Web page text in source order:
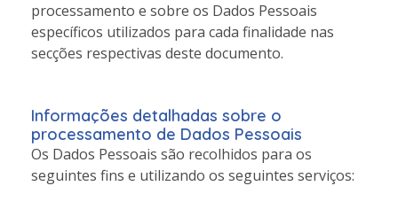
processamento e sobre os Dados Pessoais
específicos utilizados para cada finalidade nas
secções respectivas deste documento.
Informações detalhadas sobre o
processamento de Dados Pessoais
Os Dados Pessoais são recolhidos para os
seguintes fins e utilizando os seguintes serviços: